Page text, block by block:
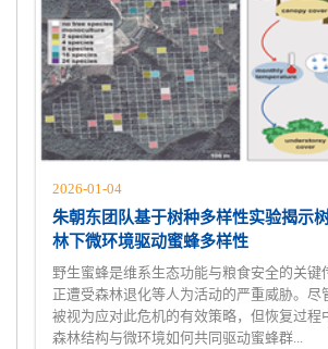
2026-01-04
朱朝东团队基于树种多样性实验揭示
林下微环境驱动蜜蜂多样性
野生蜜蜂是维系生态功能与粮食安全的关键
正遭受森林退化等人为活动的严重威胁。尽
被视为应对此危机的有效策略，但恢复过程
森林结构与微环境如何共同驱动蜜蜂群...